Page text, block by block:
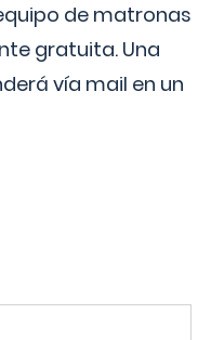
de matronas
gratuita. Una
vía mail en un